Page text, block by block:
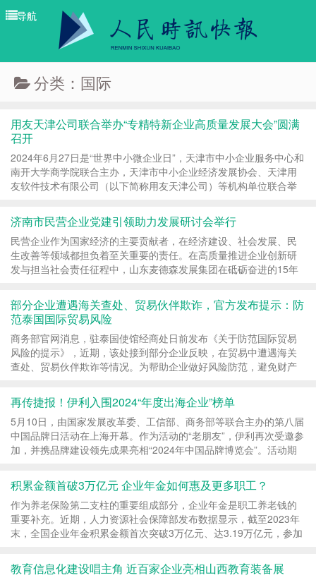
导航
导航
分类：国际
用友天津公司联合举办“专精特新企业高质量发展大会”圆满
召开
2024年6月27日是“世界中小微企业日”，天津市中小企业服务中心和
南开大学商学院联合主办，天津市中小企业经济发展协会、天津用
友软件技术有限公司（以下简称用友天津公司）等机构单位联合举
济南市民营企业党建引领助力发展研讨会举行
民营企业作为国家经济的主要贡献者，在经济建设、社会发展、民
生改善等领域都担负着至关重要的责任。在高质量推进企业创新研
发与担当社会责任征程中，山东麦德森发展集团在砥砺奋进的15年
部分企业遭遇海关查处、贸易伙伴欺诈，官方发布提示：防
范泰国国际贸易风险
商务部官网消息，驻泰国使馆经商处日前发布《关于防范国际贸易
风险的提示》，近期，该处接到部分企业反映，在贸易中遭遇海关
查处、贸易伙伴欺诈等情况。为帮助企业做好风险防范，避免财产
再传捷报！伊利入围2024“年度出海企业”榜单
5月10日，由国家发展改革委、工信部、商务部等联合主办的第八届
中国品牌日活动在上海开幕。作为活动的“老朋友”，伊利再次受邀参
加，并携品牌建设领先成果亮相“2024年中国品牌博览会”。活动期
积累金额首破3万亿元 企业年金如何惠及更多职工？
作为养老保险第二支柱的重要组成部分，企业年金是职工养老钱的
重要补充。近期，人力资源社会保障部发布数据显示，截至2023年
末，全国企业年金积累金额首次突破3万亿元、达3.19万亿元，参加
教育信息化建设唱主角 近百家企业亮相山西教育装备展